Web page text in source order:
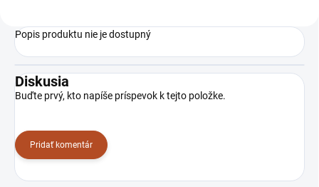
Popis produktu nie je dostupný
Diskusia
Buďte prvý, kto napíše príspevok k tejto položke.
Pridať komentár